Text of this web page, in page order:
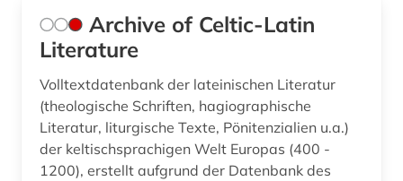
katalog (17)
kirche (2)
kirchengeschichte (1)
kirchengeschichte 335-394 n.chr. (1)
Archive of Celtic-Latin
Literature
Volltextdatenbank der lateinischen Literatur
(theologische Schriften, hagiographische
Literatur, liturgische Texte, Pönitenzialien u.a.)
der keltischsprachigen Welt Europas (400 -
1200), erstellt aufgrund der Datenbank des